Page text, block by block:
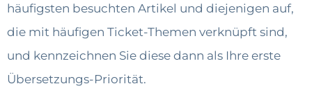
häufigsten besuchten Artikel und diejenigen auf,
die mit häufigen Ticket-Themen verknüpft sind,
und kennzeichnen Sie diese dann als Ihre erste
Übersetzungs-Priorität.